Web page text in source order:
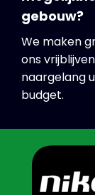
gebouw?
We maken
ons
naargelang
budget.